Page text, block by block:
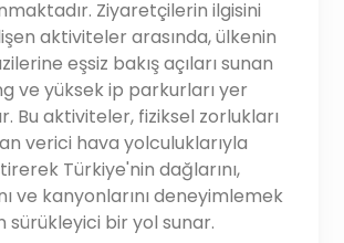
Ziyaretçilerin ilgisini
aktiviteler arasında, ülkenin
eşsiz bakış açıları sunan
ve yüksek ip parkurları yer
Bu aktiviteler, fiziksel zorlukları
verici hava yolculuklarıyla
Türkiye'nin dağlarını,
ve kanyonlarını deneyimlemek
sürükleyici bir yol sunar.